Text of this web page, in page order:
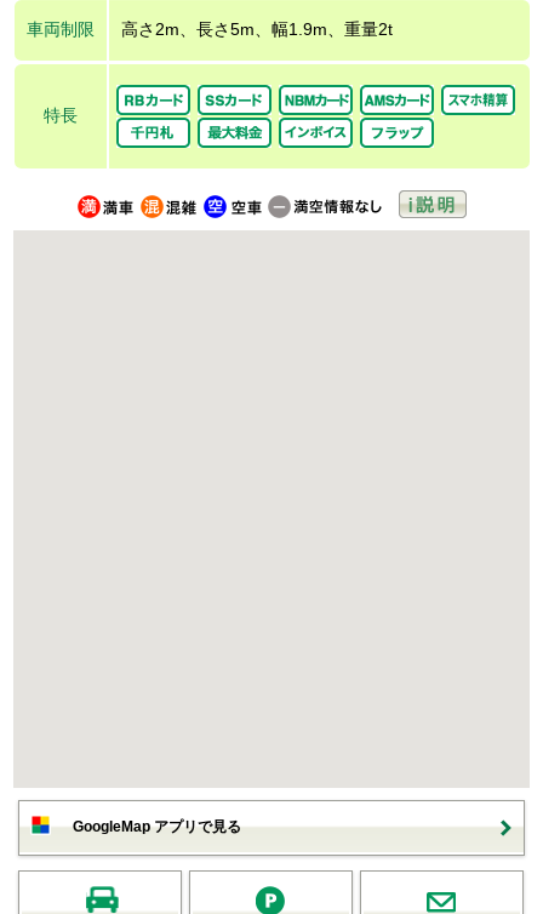
車両制限 高さ2m、長さ5m、幅1.9m、重量2t
特長
GoogleMap アプリで見る